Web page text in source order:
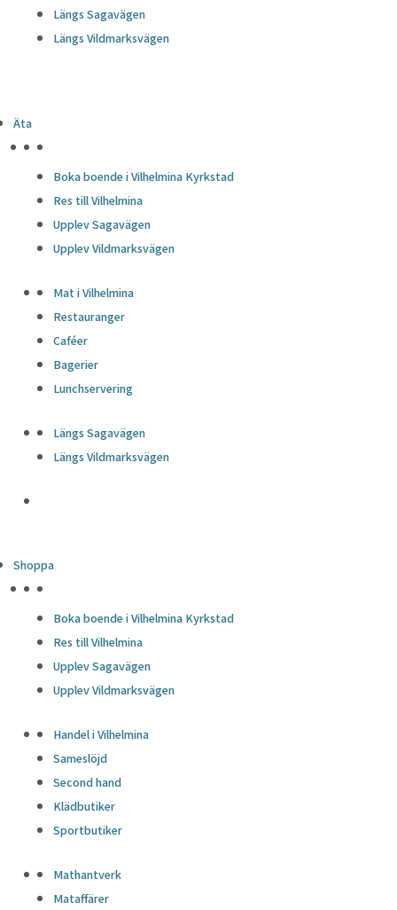
Längs Sagavägen
Längs Vildmarksvägen
Äta
Boka boende i Vilhelmina Kyrkstad
Res till Vilhelmina
Upplev Sagavägen
Upplev Vildmarksvägen
Mat i Vilhelmina
Restauranger
Caféer
Bagerier
Lunchservering
Längs Sagavägen
Längs Vildmarksvägen
Shoppa
Boka boende i Vilhelmina Kyrkstad
Res till Vilhelmina
Upplev Sagavägen
Upplev Vildmarksvägen
Handel i Vilhelmina
Sameslöjd
Second hand
Klädbutiker
Sportbutiker
Mathantverk
Mataffärer